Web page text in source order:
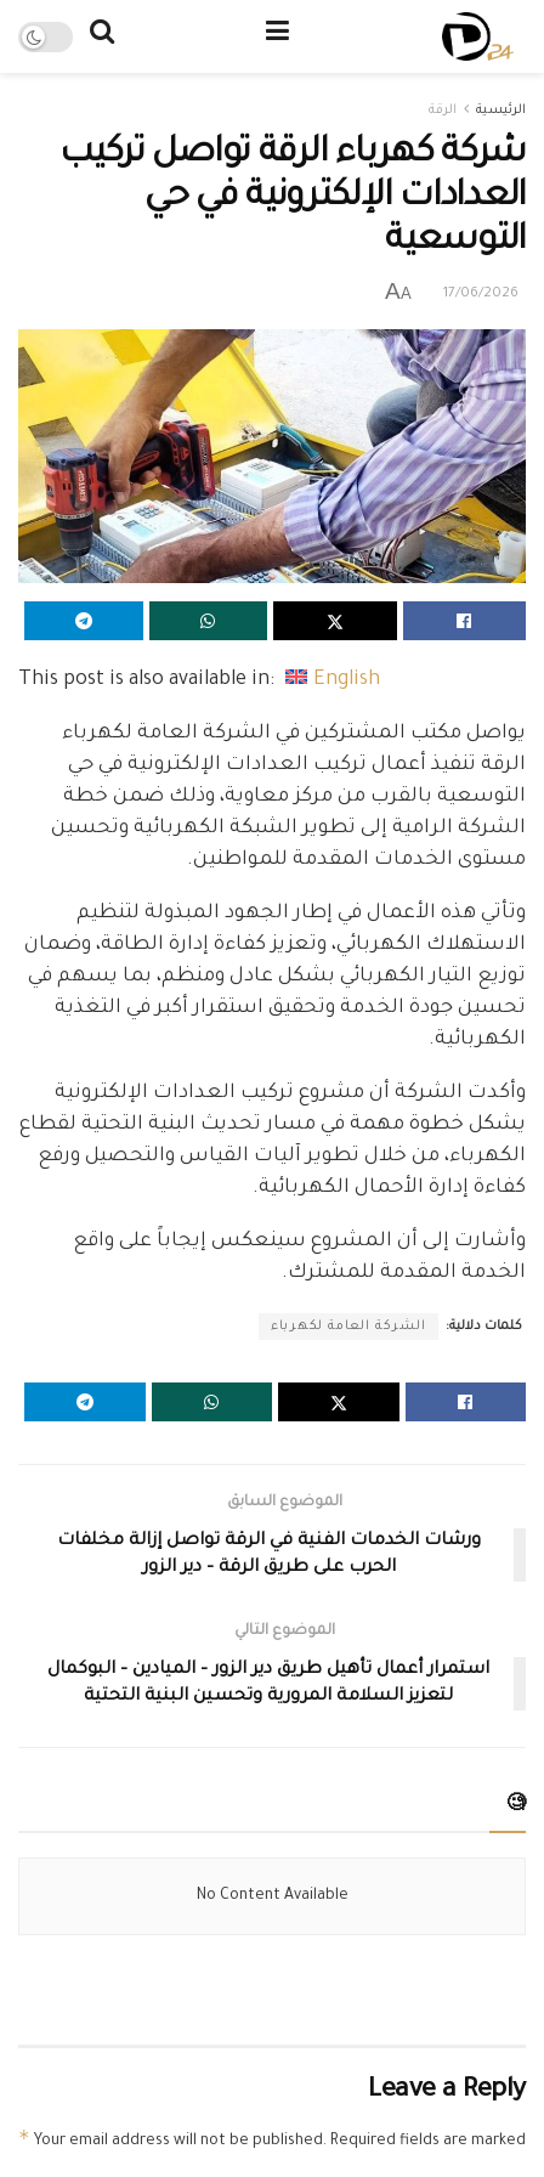
الرئيسية الرقة
شركة كهرباء الرقة تواصل تركيب
العدادات الإلكترونية في حي
التوسعية
17/06/2026
A
A
This post is also available in: English
يواصل مكتب المشتركين في الشركة العامة لكهرباء
الرقة تنفيذ أعمال تركيب العدادات الإلكترونية في حي
التوسعية بالقرب من مركز معاوية، وذلك ضمن خطة
الشركة الرامية إلى تطوير الشبكة الكهربائية وتحسين
مستوى الخدمات المقدمة للمواطنين.
وتأتي هذه الأعمال في إطار الجهود المبذولة لتنظيم
الاستهلاك الكهربائي، وتعزيز كفاءة إدارة الطاقة، وضمان
توزيع التيار الكهربائي بشكل عادل ومنظم، بما يسهم في
تحسين جودة الخدمة وتحقيق استقرار أكبر في التغذية
الكهربائية.
وأكدت الشركة أن مشروع تركيب العدادات الإلكترونية
يشكل خطوة مهمة في مسار تحديث البنية التحتية لقطاع
الكهرباء، من خلال تطوير آليات القياس والتحصيل ورفع
كفاءة إدارة الأحمال الكهربائية.
وأشارت إلى أن المشروع سينعكس إيجاباً على واقع
الخدمة المقدمة للمشترك.
كلمات دلالية: الشركة العامة لكهرباء
الموضوع السابق
ورشات الخدمات الفنية في الرقة تواصل إزالة مخلفات
الحرب على طريق الرقة – دير الزور
الموضوع التالي
استمرار أعمال تأهيل طريق دير الزور – الميادين – البوكمال
لتعزيز السلامة المرورية وتحسين البنية التحتية
🧐
No Content Available
Leave a Reply
Your email address will not be published. Required fields are marked
*